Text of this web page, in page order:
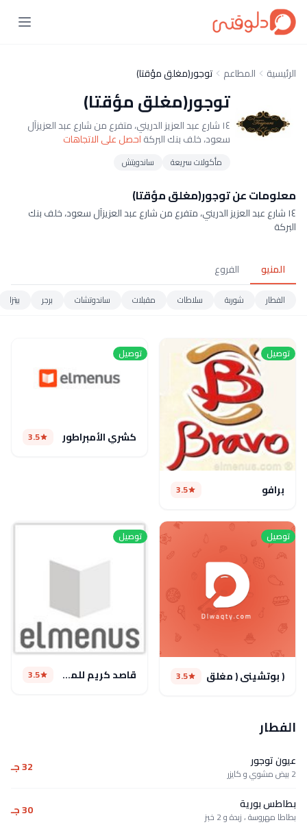
الرئيسية المطاعم توجور(مغلق مؤقتا)
توجور(مغلق مؤقتا)
١٤ شارع عبد العزيز الدريني، متفرع من شارع عبد العزيزآل
سعود، خلف بنك البركةاحصل على الاتجاهات
مأكولات سريعة ساندويتش
معلومات عن توجور(مغلق مؤقتا)
١٤ شارع عبد العزيز الدريني، متفرع من شارع عبد العزيزآل سعود، خلف بنك
البركة
المنيو الفروع
الفطار شوربة سلاطات مقبلات ساندوتشات برجر بيتزا
توصيل
برافو 3.5
توصيل
كشري الأمبراطور 3.5
توصيل
( بوتشيني ( مغلق 3.5
توصيل
قاصد كريم للمشويات 3.5
الفطار
عيون توجور
2 بيض مشوي و كايزر 32 جـ
بطاطس بورية
بطاطا مهروسة ، زبدة و 2 خبز 30 جـ